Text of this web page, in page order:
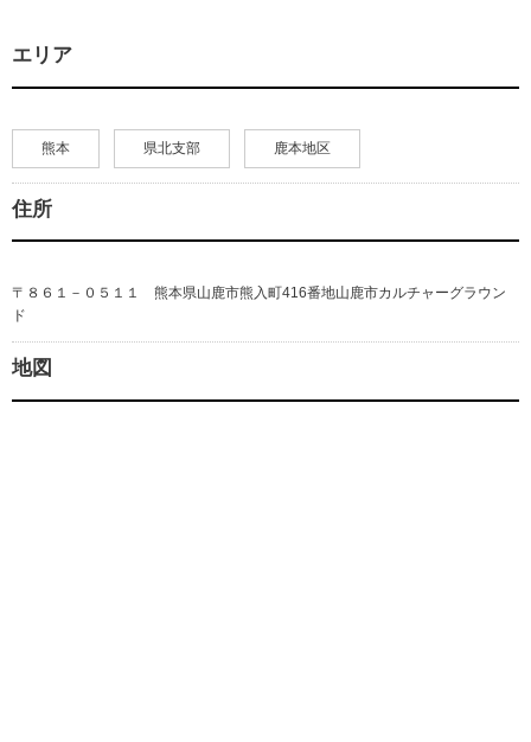
エリア
熊本 県北支部 鹿本地区
住所
〒８６１－０５１１ 熊本県山鹿市熊入町416番地山鹿市カルチャーグラウン
ド
地図